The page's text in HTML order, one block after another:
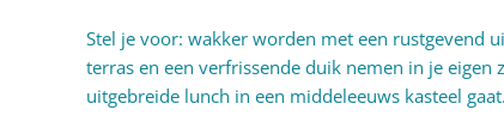
Stel je voor: wakker worden met een rustgevend
terras en een verfrissende duik nemen in je
uitgebreide lunch in een middeleeuws kasteel gaat.